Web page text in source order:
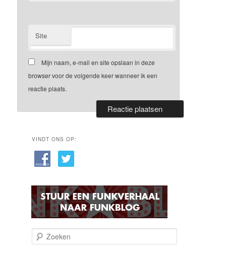
Site
Mijn naam, e-mail en site opslaan in deze
browser voor de volgende keer wanneer ik een
reactie plaats.
VINDT ONS OP:
o